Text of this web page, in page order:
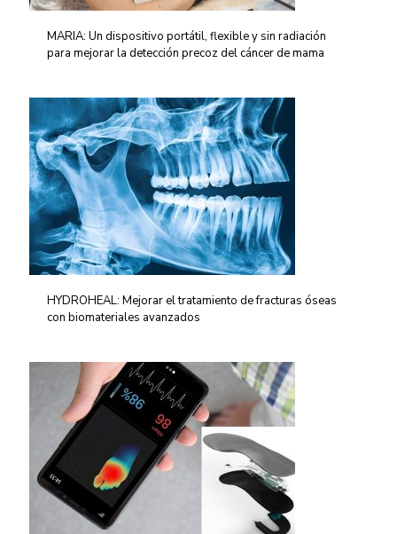
MARIA: Un dispositivo portátil, flexible y sin radiación
para mejorar la detección precoz del cáncer de mama
HYDROHEAL: Mejorar el tratamiento de fracturas óseas
con biomateriales avanzados